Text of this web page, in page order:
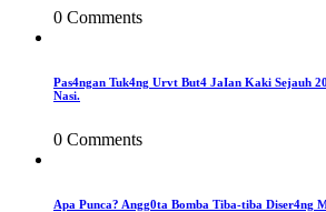
0 Comments
Pas4ngan Tuk4ng Urvt But4 JaIan Kaki Sejauh
Nasi.
0 Comments
Apa Punca? Angg0ta Bomba Tiba-tiba Diser4ng